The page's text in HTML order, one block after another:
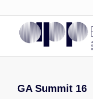
GA Summit 16